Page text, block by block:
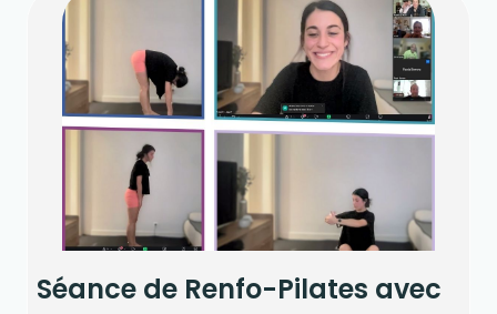
À PROPOS
HISTOIRE ET VALEURS
L'ÉQUIPE
NOS PARTENAIRES
Séance de Renfo-Pilates avec